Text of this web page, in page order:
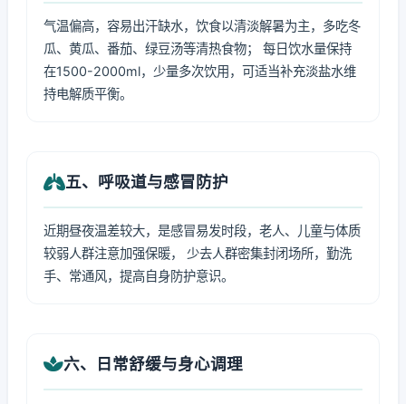
气温偏高，容易出汗缺水，饮食以清淡解暑为主，多吃冬
瓜、黄瓜、番茄、绿豆汤等清热食物； 每日饮水量保持
在1500-2000ml，少量多次饮用，可适当补充淡盐水维
持电解质平衡。
五、呼吸道与感冒防护
近期昼夜温差较大，是感冒易发时段，老人、儿童与体质
较弱人群注意加强保暖， 少去人群密集封闭场所，勤洗
手、常通风，提高自身防护意识。
六、日常舒缓与身心调理